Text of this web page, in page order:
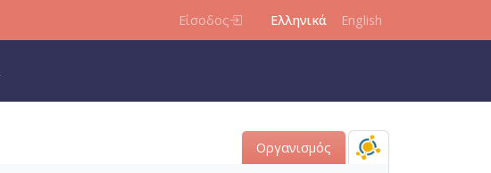
Είσοδος Ελληνικά English
Οργανισμός